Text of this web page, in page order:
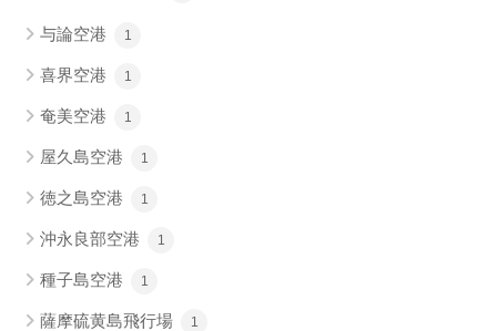
与論空港 1
喜界空港 1
奄美空港 1
屋久島空港 1
徳之島空港 1
沖永良部空港 1
種子島空港 1
薩摩硫黄島飛行場 1